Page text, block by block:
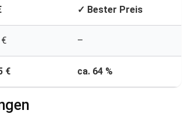
✓ Bester Preis
–
€ ca. 64 %